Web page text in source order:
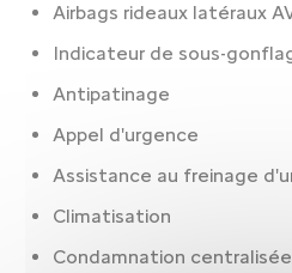
Airbags rideaux latéraux
Indicateur de sous-
Antipatinage
Appel d'urgence
Assistance au freinage
Climatisation
Condamnation